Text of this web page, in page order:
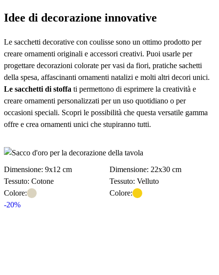
Idee di decorazione innovative
Le sacchetti decorative con coulisse sono un ottimo prodotto per
creare ornamenti originali e accessori creativi. Puoi usarle per
progettare decorazioni colorate per vasi da fiori, pratiche sachetti
della spesa, affascinanti ornamenti natalizi e molti altri decori unici.
Le sacchetti di stoffa ti permettono di esprimere la creatività e
creare ornamenti personalizzati per un uso quotidiano o per
occasioni speciali. Scopri le possibilità che questa versatile gamma
offre e crea ornamenti unici che stupiranno tutti.
Dimensione: 9x12 cm
Tessuto: Cotone
Colore:
-20%
Dimensione: 22x30 cm
Tessuto: Velluto
Colore: